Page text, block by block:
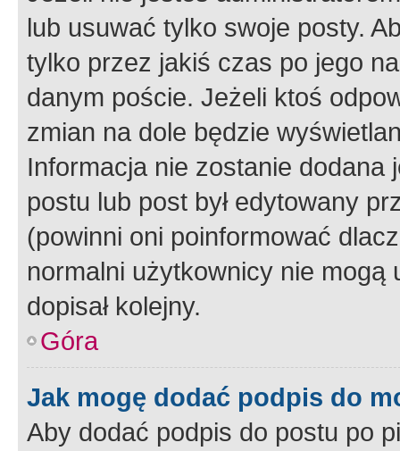
lub usuwać tylko swoje posty.
tylko przez jakiś czas po jego
danym poście. Jeżeli ktoś
zmian na dole będzie
Informacja nie zostanie dodana
postu lub post był edytowany
(powinni oni poinformować
normalni użytkownicy nie
dopisał kolejny.
Góra
Jak mogę dodać podpis do
Aby dodać podpis do postu po